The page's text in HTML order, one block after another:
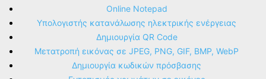
Online Notepad
Υπολογιστής κατανάλωσης ηλεκτρικής ενέργειας
Δημιουργία QR Code
Μετατροπή εικόνας σε JPEG, PNG, GIF, BMP, WebP
Δημιουργία κωδικών πρόσβασης